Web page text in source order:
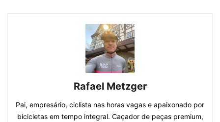
Rafael Metzger
Pai, empresário, ciclista nas horas vagas e apaixonado por
bicicletas em tempo integral. Caçador de peças premium,